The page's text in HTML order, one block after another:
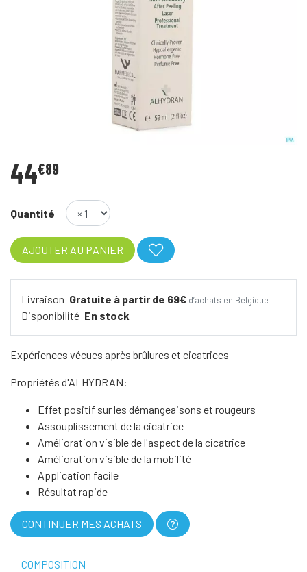
44€89
Quantité
AJOUTER AU PANIER
Livraison Gratuite à partir de 69€ d’achats en Belgique
Disponibilité En stock
Expériences vécues après brûlures et cicatrices
Propriétés d'ALHYDRAN:
Effet positif sur les démangeaisons et rougeurs
Assouplissement de la cicatrice
Amélioration visible de l'aspect de la cicatrice
Amélioration visible de la mobilité
Application facile
Résultat rapide
CONTINUER MES ACHATS
COMPOSITION